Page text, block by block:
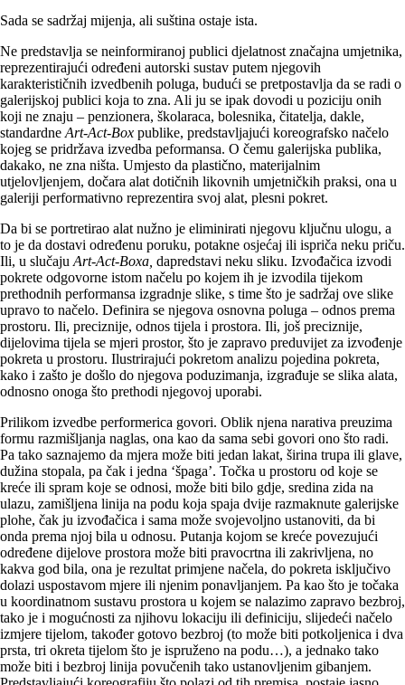
Sada se sadržaj mijenja, ali suština ostaje ista.
Ne predstavlja se neinformiranoj publici djelatnost značajna umjetnika,
reprezentirajući određeni autorski sustav putem njegovih
karakterističnih izvedbenih poluga, budući se pretpostavlja da se radi o
galerijskoj publici koja to zna. Ali ju se ipak dovodi u poziciju onih
koji ne znaju – penzionera, školaraca, bolesnika, čitatelja, dakle,
standardne Art-Act-Box publike, predstavljajući koreografsko načelo
kojeg se pridržava izvedba peformansa. O čemu galerijska publika,
dakako, ne zna ništa. Umjesto da plastično, materijalnim
utjelovljenjem, dočara alat dotičnih likovnih umjetničkih praksi, ona u
galeriji performativno reprezentira svoj alat, plesni pokret.
Da bi se portretirao alat nužno je eliminirati njegovu ključnu ulogu, a
to je da dostavi određenu poruku, potakne osjećaj ili ispriča neku priču.
Ili, u slučaju Art-Act-Boxa, dapredstavi neku sliku. Izvođačica izvodi
pokrete odgovorne istom načelu po kojem ih je izvodila tijekom
prethodnih performansa izgradnje slike, s time što je sadržaj ove slike
upravo to načelo. Definira se njegova osnovna poluga – odnos prema
prostoru. Ili, preciznije, odnos tijela i prostora. Ili, još preciznije,
dijelovima tijela se mjeri prostor, što je zapravo preduvijet za izvođenje
pokreta u prostoru. Ilustrirajući pokretom analizu pojedina pokreta,
kako i zašto je došlo do njegova poduzimanja, izgrađuje se slika alata,
odnosno onoga što prethodi njegovoj uporabi.
Prilikom izvedbe performerica govori. Oblik njena narativa preuzima
formu razmišljanja naglas, ona kao da sama sebi govori ono što radi.
Pa tako saznajemo da mjera može biti jedan lakat, širina trupa ili glave,
dužina stopala, pa čak i jedna ‘špaga’. Točka u prostoru od koje se
kreće ili spram koje se odnosi, može biti bilo gdje, sredina zida na
ulazu, zamišljena linija na podu koja spaja dvije razmaknute galerijske
plohe, čak ju izvođačica i sama može svojevoljno ustanoviti, da bi
onda prema njoj bila u odnosu. Putanja kojom se kreće povezujući
određene dijelove prostora može biti pravocrtna ili zakrivljena, no
kakva god bila, ona je rezultat primjene načela, do pokreta isključivo
dolazi uspostavom mjere ili njenim ponavljanjem. Pa kao što je točaka
u koordinatnom sustavu prostora u kojem se nalazimo zapravo bezbroj,
tako je i mogućnosti za njihovu lokaciju ili definiciju, slijedeći načelo
izmjere tijelom, također gotovo bezbroj (to može biti potkoljenica i dva
prsta, tri okreta tijelom što je ispruženo na podu…), a jednako tako
može biti i bezbroj linija povučenih tako ustanovljenim gibanjem.